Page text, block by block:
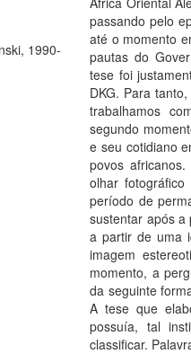
1990-
passando pelo
até o momento
pautas do
tese foi
DKG. Para
trabalhamos
segundo
e seu cotidiano
povos
olhar
período de
sustentar após a
a partir de uma
imagem
momento, a
da seguinte
A tese que
possuía, tal
classificar.